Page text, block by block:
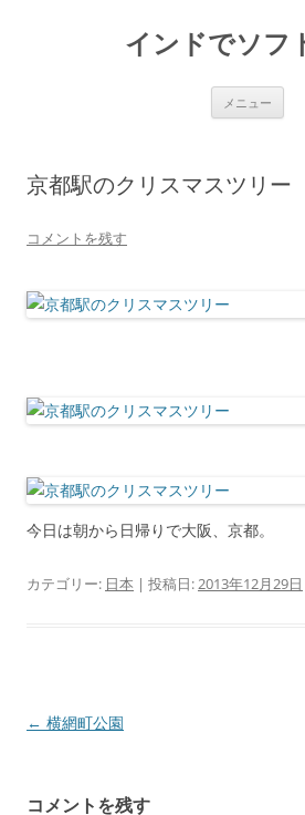
インドでソフ
メニュー
ス
京都駅のクリスマスツリー
コメントを残す
今日は朝から日帰りで大阪、京都。
カテゴリー: 日本 | 投稿日:2013年12月29日
投
← 横網町公園
コメントを残す